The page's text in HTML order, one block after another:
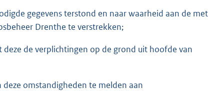
gegevens terstond en naar waarheid aan de met
Drenthe te verstrekken;
de verplichtingen op de grond uit hoofde van
omstandigheden te melden aan